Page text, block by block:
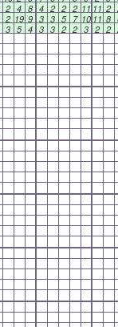
2 4 8 4 2 2 2 11 11 2
2 19 9 3 3 5 7 10 11 8
3 5 4 3 3 2 2 3 2 2